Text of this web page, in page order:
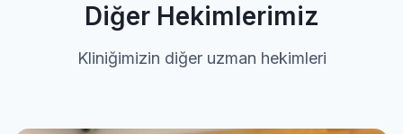
Diğer Hekimlerimiz
Kliniğimizin diğer uzman hekimleri